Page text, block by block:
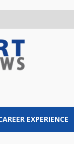
EXPERIENCE